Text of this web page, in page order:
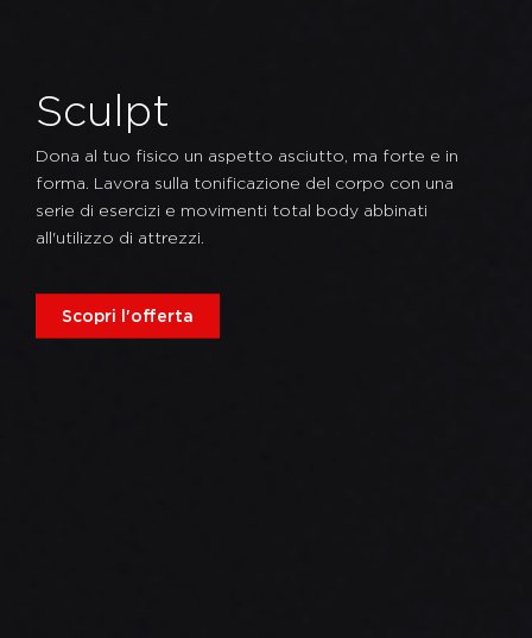
Sculpt
Dona al tuo fisico un aspetto asciutto, ma forte e in
forma. Lavora sulla tonificazione del corpo con una
serie di esercizi e movimenti total body abbinati
all'utilizzo di attrezzi.
Scopri l'offerta